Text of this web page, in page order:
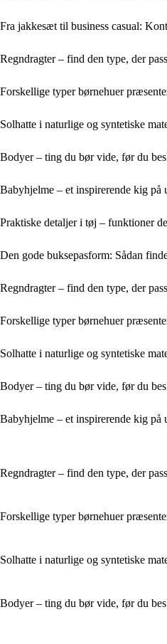
Fra jakkesæt til business casual:
Regndragter – find den type, der
Forskellige typer børnehuer
Solhatte i naturlige og syntetiske
Bodyer – ting du bør vide, før du
Babyhjelme – et inspirerende kig på
Praktiske detaljer i tøj – funktioner
Den gode buksepasform: Sådan
Regndragter – find den type, der
Forskellige typer børnehuer
Solhatte i naturlige og syntetiske
Bodyer – ting du bør vide, før du
Babyhjelme – et inspirerende kig på
Regndragter – find den type, der
Forskellige typer børnehuer
Solhatte i naturlige og syntetiske
Bodyer – ting du bør vide, før du